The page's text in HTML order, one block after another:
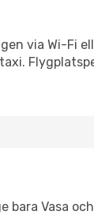
via Wi-Fi
Vasa